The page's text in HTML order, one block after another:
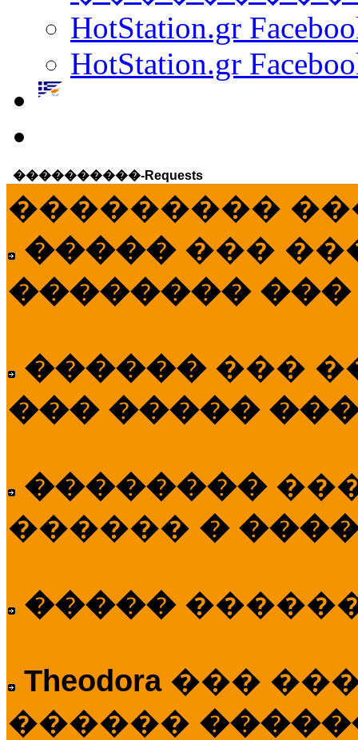
HotStation.gr
HotStation.gr
����������-Requests
���������
����� ���
��������
������ ���
��� �����
��������
������ �
�����
Theodora ���
������